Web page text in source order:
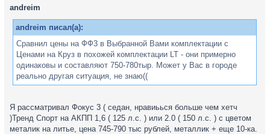
andreim
andreim писал(а):
Сравнил цены на ФФ3 в Выбранной Вами комплектации с
Ценами на Круз в похожей комплектации LT - они примерно
одинаковы и составляют 750-780тыр. Может у Вас в городе
реально другая ситуация, не знаю((
Я рассматривал Фокус 3 ( седан, нравиьься больше чем хетч
)Тренд Спорт на АКПП 1,6 ( 125 л.с. ) или 2.0 ( 150 л.с. ) с цветом
металик на литье, цена 745-790 тыс рублей, металлик + еще 10-ка.